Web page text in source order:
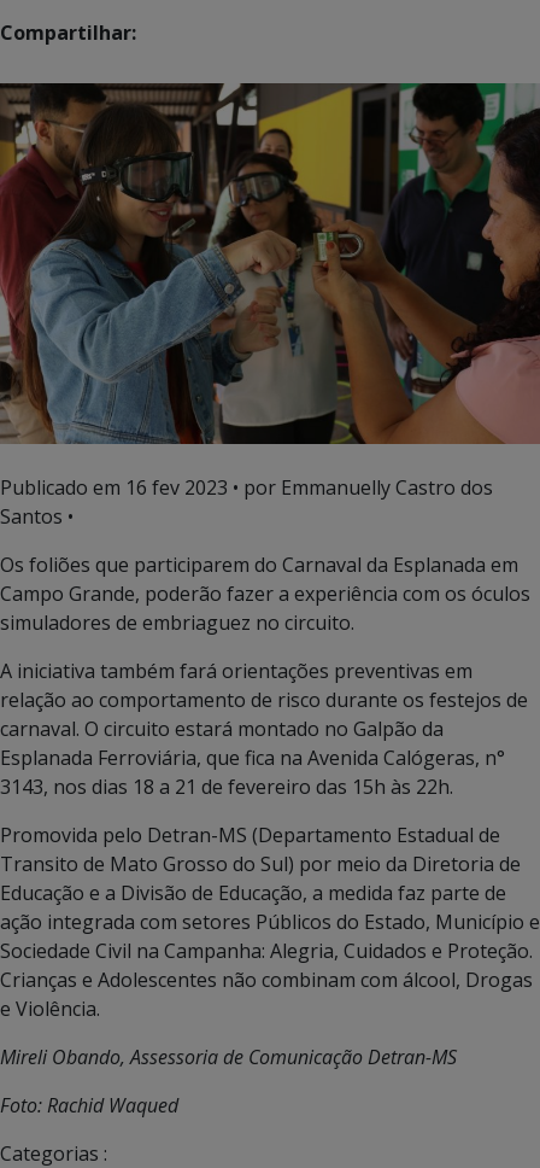
Compartilhar:
Publicado em 16 fev 2023 • por Emmanuelly Castro dos
Santos •
Os foliões que participarem do Carnaval da Esplanada em
Campo Grande, poderão fazer a experiência com os óculos
simuladores de embriaguez no circuito.
A iniciativa também fará orientações preventivas em
relação ao comportamento de risco durante os festejos de
carnaval. O circuito estará montado no Galpão da
Esplanada Ferroviária, que fica na Avenida Calógeras, n°
3143, nos dias 18 a 21 de fevereiro das 15h às 22h.
Promovida pelo Detran-MS (Departamento Estadual de
Transito de Mato Grosso do Sul) por meio da Diretoria de
Educação e a Divisão de Educação, a medida faz parte de
ação integrada com setores Públicos do Estado, Município e
Sociedade Civil na Campanha: Alegria, Cuidados e Proteção.
Crianças e Adolescentes não combinam com álcool, Drogas
e Violência.
Mireli Obando, Assessoria de Comunicação Detran-MS
Foto: Rachid Waqued
Categorias :